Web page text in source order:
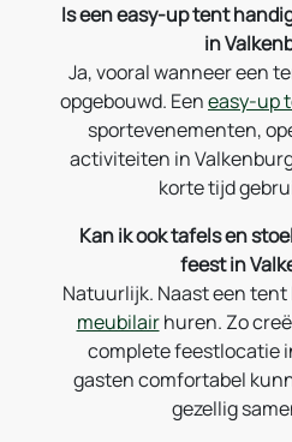
Is een easy-up tent
in
Ja, vooral wanneer een
opgebouwd. Eeneasy-up
sportevenementen,
activiteiten in
korte tijd
Kan ik ook tafels en
feest in
Natuurlijk. Naast een
meubilairhuren. Zo
complete feestlocatie
gasten comfortabel
gezellig